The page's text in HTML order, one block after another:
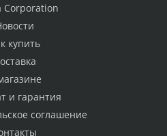
Corporation
купить
и гарантия
соглашение